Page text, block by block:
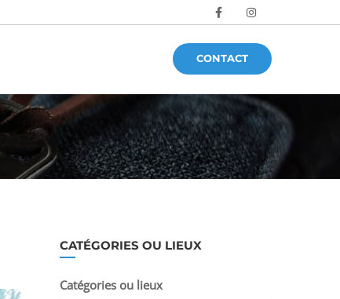
CONTACT
CATÉGORIES OU LIEUX
Catégories ou lieux